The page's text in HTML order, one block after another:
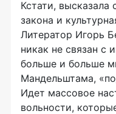
Кстати,
закона и
Литератор Игорь
никак не связан с
больше и больше
Мандельштама,
Идет массовое
вольности,